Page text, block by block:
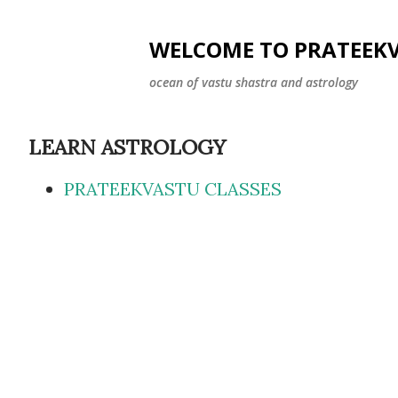
WELCOME TO
ocean of vastu shastra and astrology
LEARN ASTROLOGY
PRATEEKVASTU CLASSES